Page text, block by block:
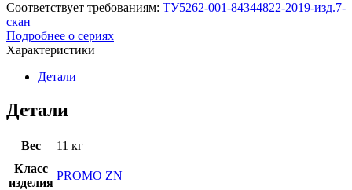
Соответствует требованиям: ТУ5262-001-84344822-2019-изд.7-
скан
Подробнее о сериях
Характеристики
Детали
Детали
Вес
11 кг
Класс
изделия
PROMO ZN